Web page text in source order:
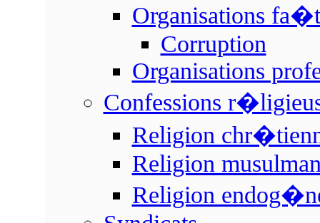
Organisations
Corruption
Organisations
Confessions
Religion
Religion
Religion